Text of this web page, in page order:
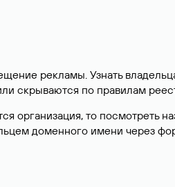
рекламы. Узнать
скрываются по правилам
организация, то посмотреть
доменного имени через